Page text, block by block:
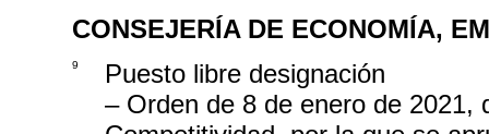
CONSEJERÍA DE ECONOMÍA,
9
Puesto libre designación
– Orden de 8 de enero de 2021,